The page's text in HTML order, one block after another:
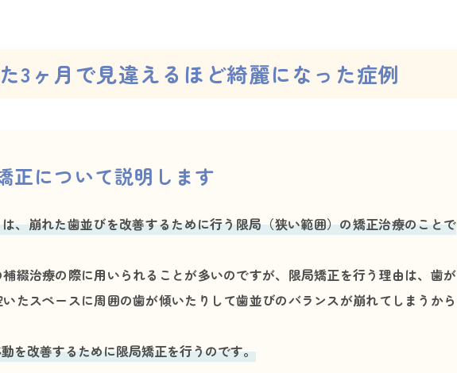
3ヶ月で見違えるほど綺麗になった症例
正について説明します
、崩れた歯並びを改善するために行う限局（狭い範囲）の矯正治療のことで
綴治療の際に用いられることが多いのですが、限局矯正を行う理由は、歯が
たスペースに周囲の歯が傾いたりして歯並びのバランスが崩れてしまうから
を改善するために限局矯正を行うのです。